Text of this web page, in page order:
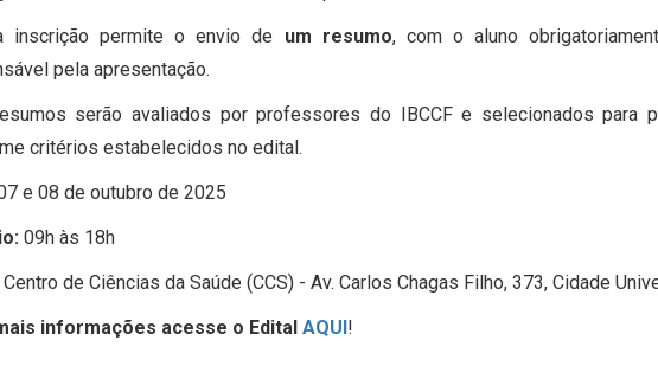
inscrição permite o envio de um resumo, com o aluno
pela apresentação.
serão avaliados por professores do IBCCF e selecionados para
critérios estabelecidos no edital.
e 08 de outubro de 2025
09h às 18h
de Ciências da Saúde (CCS) - Av. Carlos Chagas Filho, 373, Cidade
informações acesse o Edital AQUI !